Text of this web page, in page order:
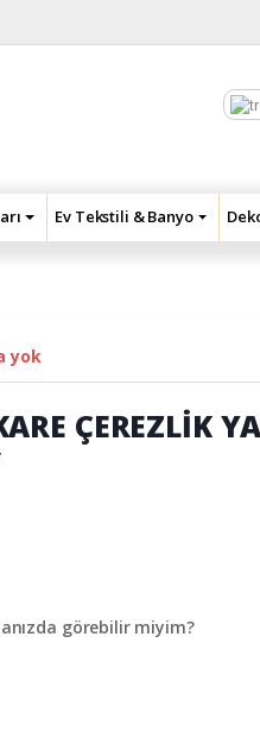
Ev Tekstili & Banyo
yok
ÇEREZLİK
görebilir miyim?